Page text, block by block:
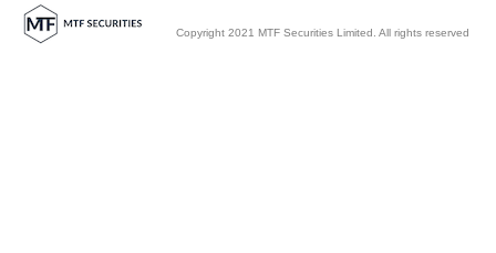
Copyright 2021 MTF Securities Limited. All rights reserved